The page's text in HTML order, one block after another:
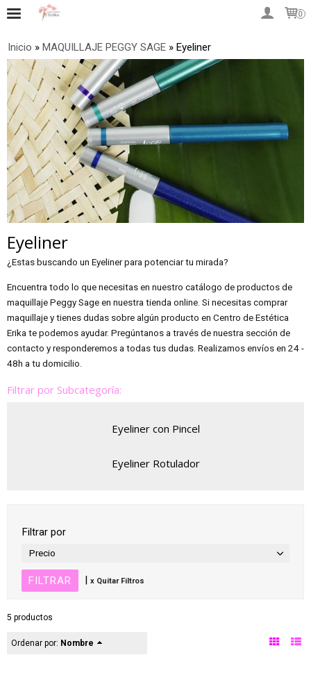
0
Inicio » MAQUILLAJE PEGGY SAGE » Eyeliner
Eyeliner
¿Estas buscando un Eyeliner para potenciar tu mirada?
Encuentra todo lo que necesitas en nuestro catálogo de productos de
maquillaje Peggy Sage en nuestra tienda online. Si necesitas comprar
maquillaje y tienes dudas sobre algún producto en Centro de Estética
Erika te podemos ayudar. Pregúntanos a través de nuestra sección de
contacto y responderemos a todas tus dudas. Realizamos envíos en 24 -
48h a tu domicilio.
Filtrar por Subcategoría:
Eyeliner con Pincel
Eyeliner Rotulador
Filtrar por
Precio
x Quitar Filtros
5 productos
Ordenar por: Nombre